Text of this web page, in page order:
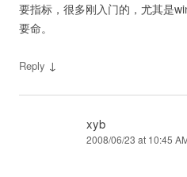
要指标，很多刚入门的，尤其是
要命。
Reply ↓
xyb
2008/06/23 at 10:45